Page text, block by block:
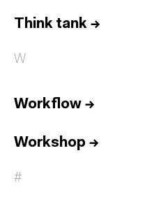
Think tank →
W
Workflow →
Workshop →
#